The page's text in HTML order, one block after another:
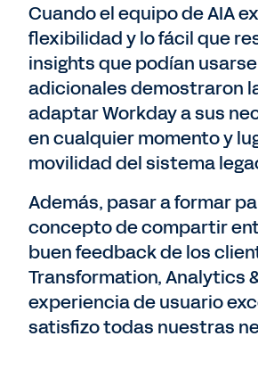
Cuando el equipo de AIA
flexibilidad y lo fácil que
insights que podían
adicionales demostraron
adaptar Workday a sus
en cualquier momento y
movilidad del sistema
Además, pasar a formar
concepto de compartir
buen feedback de los
Transformation, Analytics
experiencia de usuario
satisfizo todas nuestras